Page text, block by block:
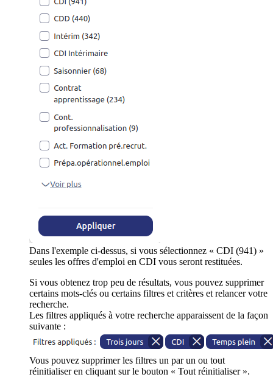
Dans l'exemple ci-dessus, si vous sélectionnez « CDI (941) »
seules les offres d'emploi en CDI vous seront restituées.
Si vous obtenez trop peu de résultats, vous pouvez supprimer
certains mots-clés ou certains filtres et critères et relancer votre
recherche.
Les filtres appliqués à votre recherche apparaissent de la façon
suivante :
Vous pouvez supprimer les filtres un par un ou tout
réinitialiser en cliquant sur le bouton « Tout réinitialiser ».